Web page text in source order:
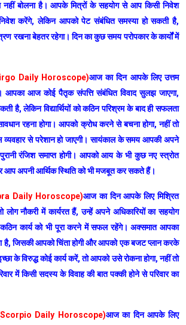
नहीं बोलना है। आपके मित्रों के सहयोग से आप किसी निवेश
करेंगे, लेकिन आपको पेट संबंधित समस्या हो सकती है,
रखना बेहतर रहेगा। दिन का कुछ समय परोपकार के कार्यों में
Daily Horoscope)आज का दिन आपके लिए उत्तम
आपका आज कोई पैतृक संपत्ति संबंधित विवाद सुलझ जाएगा,
है, लेकिन विद्यार्थियों को कठिन परिश्रम के बाद ही सफलता
रहना होगा। आपको क्रोध करने से बचना होगा, नहीं तो
से परेशान हो जाएगी। सायंकाल के समय आपकी अपने
रंजिश समाप्त होगी। आपको आय के भी कुछ नए स्त्रोत
आप अपनी आर्थिक स्थिति को भी मजबूत कर सकते हैं।
Daily Horoscope)आज का दिन आपके लिए मिश्रित
नौकरी में कार्यरत हैं, उन्हें अपने अधिकारियों का सहयोग
कार्य को भी पूरा करने में सफल रहेंगे। अक्समात आपका
है, जिसकी आपको चिंता होगी और आपको एक बजट प्लान करके
के विरुद्ध कोई कार्य करें, तो आपको उसे रोकना होगा, नहीं तो
में किसी सदस्य के विवाह की बात पक्की होने से परिवार का
(Scorpio Daily Horoscope)आज का दिन आपके लिए